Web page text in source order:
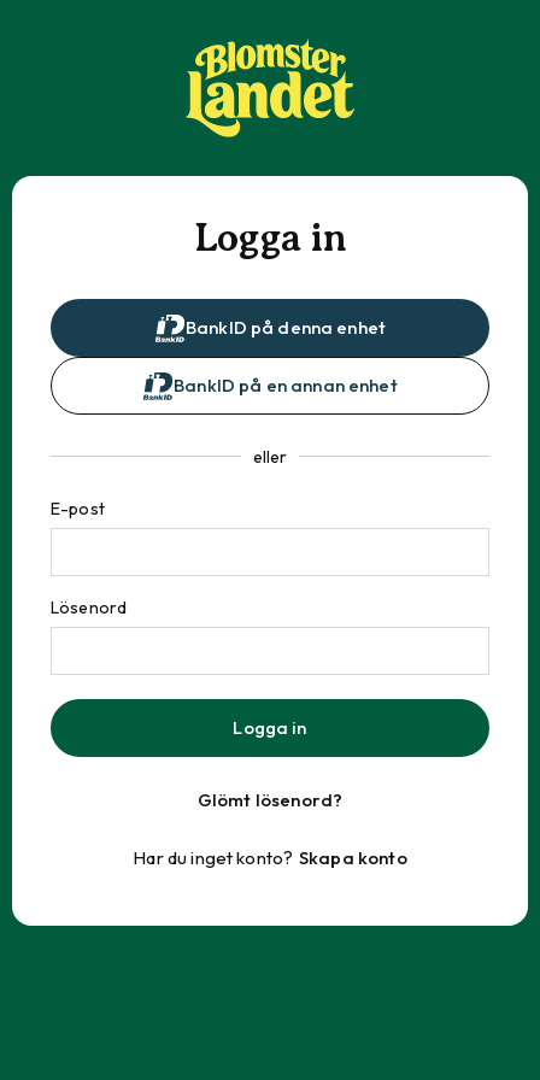
Logga in
BankID på denna enhet
BankID på en annan enhet
eller
E-post
Lösenord
Logga in
Glömt lösenord?
Har du inget konto? Skapa konto